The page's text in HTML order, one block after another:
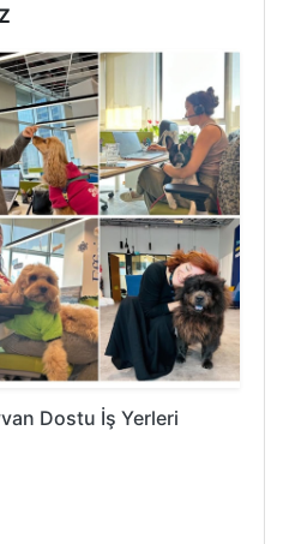
Dostu İş Yerleri